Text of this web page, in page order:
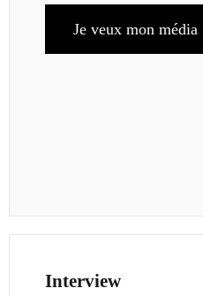
Je veux mon média
Interview